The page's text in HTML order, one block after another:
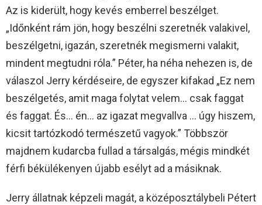
Az is kiderült, hogy kevés emberrel beszélget.
„Időnként rám jön, hogy beszélni szeretnék valakivel,
beszélgetni, igazán, szeretnék megismerni valakit,
mindent megtudni róla.” Péter, ha néha nehezen is, de
válaszol Jerry kérdéseire, de egyszer kifakad „Ez nem
beszélgetés, amit maga folytat velem… csak faggat
és faggat. És… én… az igazat megvallva … úgy hiszem,
kicsit tartózkodó természetű vagyok.” Többször
majdnem kudarcba fullad a társalgás, mégis mindkét
férfi békülékenyen újabb esélyt ad a másiknak.
Jerry állatnak képzeli magát, a középosztálybeli Pétert